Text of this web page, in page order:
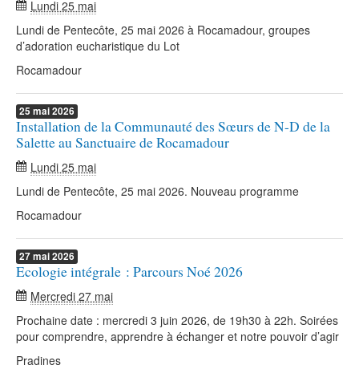
Lundi 25 mai
Lundi de Pentecôte, 25 mai 2026 à Rocamadour, groupes
d’adoration eucharistique du Lot
Rocamadour
25 mai2026
Installation de la Communauté des Sœurs de N-D de la
Salette au Sanctuaire de Rocamadour
Lundi 25 mai
Lundi de Pentecôte, 25 mai 2026. Nouveau programme
Rocamadour
27mai2026
Ecologie intégrale : Parcours Noé 2026
Mercredi 27 mai
Prochaine date : mercredi 3 juin 2026, de 19h30 à 22h. Soirées
pour comprendre, apprendre à échanger et notre pouvoir d’agir
Pradines